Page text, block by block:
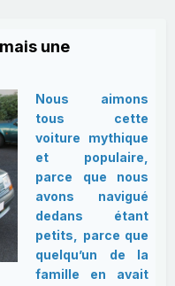
une
Nous aimons
tous cette
voiture mythique
et populaire,
parce que nous
avons navigué
dedans étant
petits, parce que
quelqu’un de la
famille en avait